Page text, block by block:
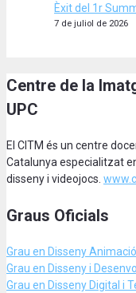
Èxit del 1r
7 de juliol de 2026
Centre de la
UPC
El CITM és un centre
Catalunya especialitzat
disseny i videojocs.
Graus Oficials
Grau en Disseny Animació
Grau en Disseny i
Grau en Disseny Digital i